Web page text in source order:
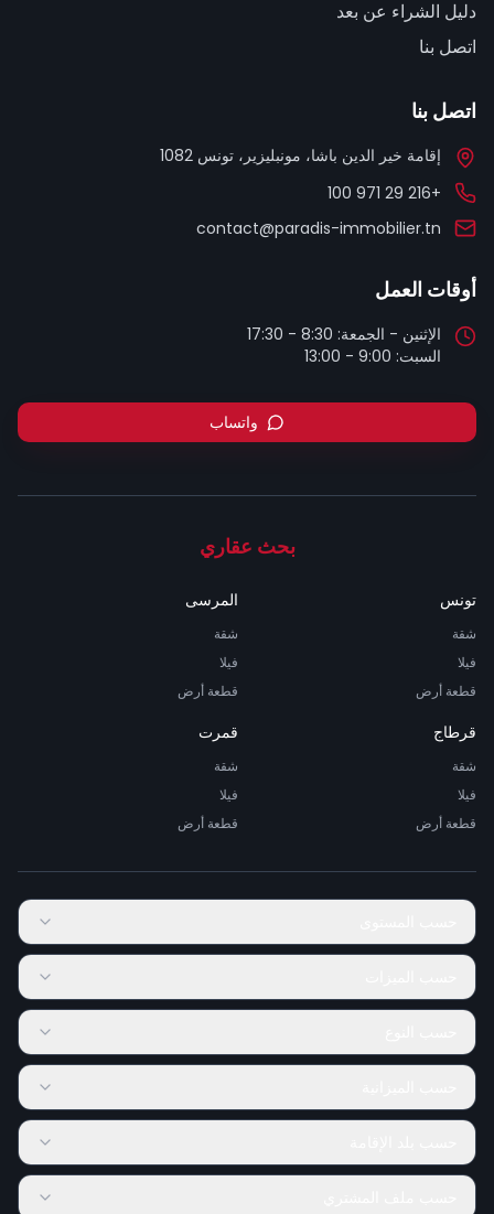
دليل الشراء عن بعد
اتصل بنا
اتصل بنا
إقامة خير الدين باشا، مونبليزير، تونس 1082
+216 29 971 100
contact@paradis-immobilier.tn
أوقات العمل
السبت: 9:00 - 13:00
واتساب
بحث عقاري
تونس
شقة
فيلا
قطعة أرض
المرسى
شقة
فيلا
قطعة أرض
قرطاج
شقة
فيلا
قطعة أرض
قمرت
شقة
فيلا
قطعة أرض